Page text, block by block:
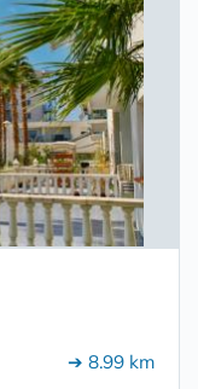
➔ 8.99 km